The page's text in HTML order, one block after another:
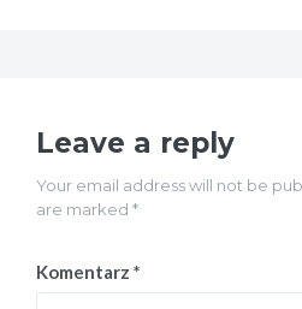
Leave a reply
Your email address will not be
are marked *
Komentarz *